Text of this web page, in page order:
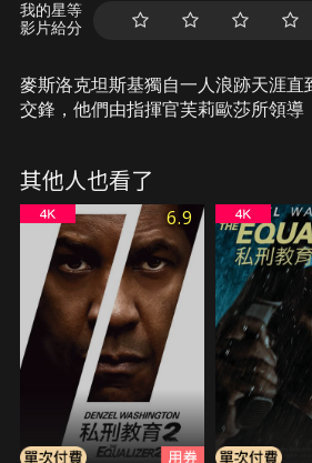
我的星等
影片給分
麥斯洛克坦斯基獨自一人浪跡天涯直
交鋒，他們由指揮官芙莉歐莎所領導
其他人也看了
6.9